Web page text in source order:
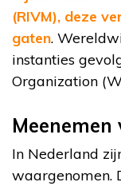
(RIVM), deze
gaten.
instanties
Organization
In Nederland
waargenomen.